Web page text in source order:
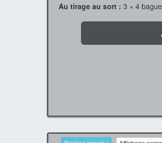
Au tirage au sort : 3 × 4